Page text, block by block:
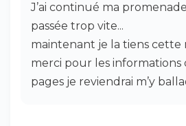
J’ai continué ma
passée trop vite...
maintenant je la tiens cette
merci pour les informations
pages je reviendrai m’y